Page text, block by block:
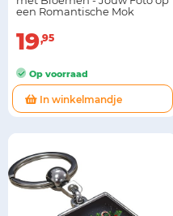
een Romantische Mok
19 95
Op voorraad
In winkelmandje